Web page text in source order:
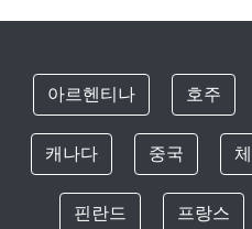
아르헨티나 호주
캐나다 중국
핀란드 프랑스